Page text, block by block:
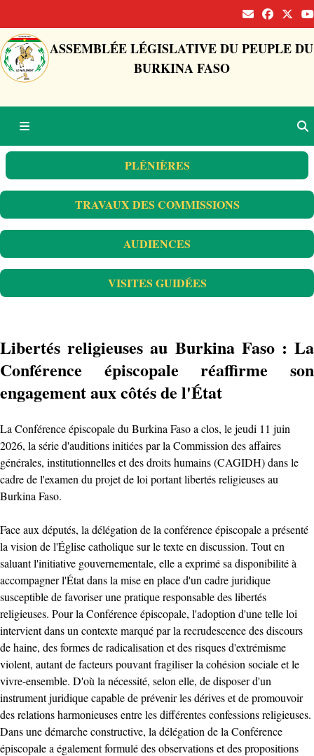
ASSEMBLÉE LÉGISLATIVE DU PEUPLE DU
BURKINA FASO
PLÉNIÈRES
TRAVAUX DES COMMISSIONS
AUDIENCES
VISITES GUIDÉES
Libertés religieuses au Burkina Faso : La
Conférence épiscopale réaffirme son
engagement aux côtés de l'État
La Conférence épiscopale du Burkina Faso a clos, le jeudi 11 juin
2026, la série d'auditions initiées par la Commission des affaires
générales, institutionnelles et des droits humains (CAGIDH) dans le
cadre de l'examen du projet de loi portant libertés religieuses au
Burkina Faso.
Face aux députés, la délégation de la conférence épiscopale a présenté
la vision de l'Église catholique sur le texte en discussion. Tout en
saluant l'initiative gouvernementale, elle a exprimé sa disponibilité à
accompagner l'État dans la mise en place d'un cadre juridique
susceptible de favoriser une pratique responsable des libertés
religieuses. Pour la Conférence épiscopale, l'adoption d'une telle loi
intervient dans un contexte marqué par la recrudescence des discours
de haine, des formes de radicalisation et des risques d'extrémisme
violent, autant de facteurs pouvant fragiliser la cohésion sociale et le
vivre-ensemble. D'où la nécessité, selon elle, de disposer d'un
instrument juridique capable de prévenir les dérives et de promouvoir
des relations harmonieuses entre les différentes confessions religieuses.
Dans une démarche constructive, la délégation de la Conférence
épiscopale a également formulé des observations et des propositions